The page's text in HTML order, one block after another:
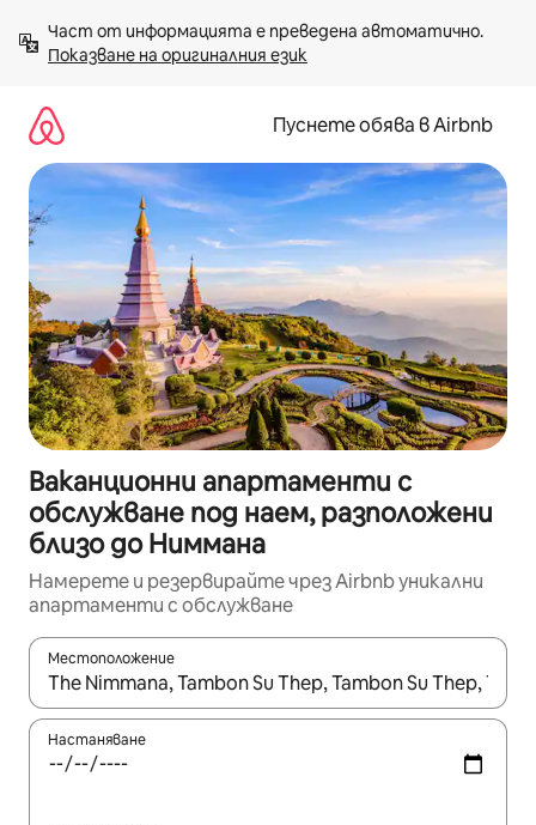
към
съдържанието
Показване на оригиналния език
Пуснете обява в Airbnb
Ваканционни апартаменти с
обслужване под наем, разположени
близо до Ниммана
Намерете и резервирайте чрез Airbnb уникални
апартаменти с обслужване
Местоположение
Когато резултатите се покажат, използвайте
Настаняване